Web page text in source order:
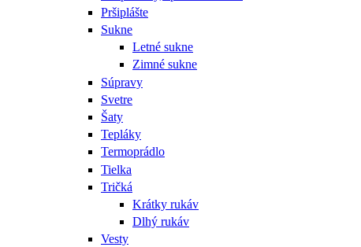
Pršiplášte
Sukne
Letné sukne
Zimné sukne
Súpravy
Svetre
Šaty
Tepláky
Termoprádlo
Tielka
Tričká
Krátky rukáv
Dlhý rukáv
Vesty